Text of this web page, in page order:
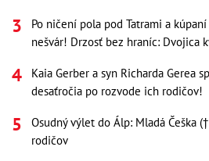
Po ničení pola pod Tatrami a
nešvár! Drzosť bez hraníc: Dvojica
Kaia Gerber a syn Richarda Gerea
desaťročia po rozvode ich rodičov!
Osudný výlet do Álp: Mladá Češka
rodičov